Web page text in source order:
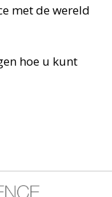
met de wereld
hoe u kunt